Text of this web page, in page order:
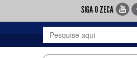
SIGA O ZECA